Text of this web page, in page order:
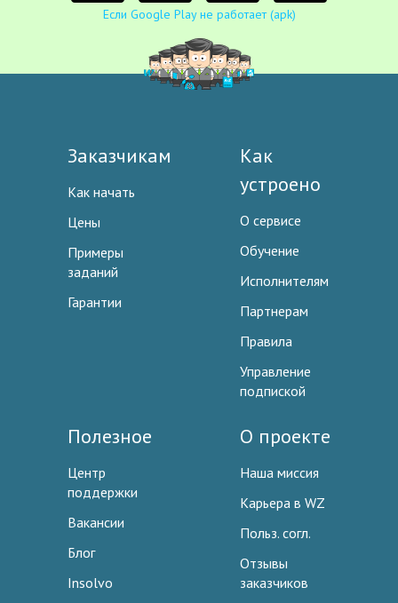
Если Google Play не работает (apk)
Заказчикам
Как начать
Цены
Примеры
заданий
Гарантии
Как
устроено
О сервисе
Обучение
Исполнителям
Партнерам
Правила
Управление
подпиской
Полезное
Центр
поддержки
Вакансии
Блог
Insolvo
О проекте
Наша миссия
Карьера в WZ
Польз. согл.
Отзывы
заказчиков